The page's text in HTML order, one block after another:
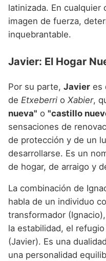
latinizada. En cualquier
imagen de fuerza,
inquebrantable.
Javier: El Hogar
Por su parte, Javier es
de Etxeberri o Xabier,
nueva" o "castillo
sensaciones de
de protección y de un
desarrollarse. Es un
de hogar, de arraigo y
La combinación de
habla de un individuo
transformador
la estabilidad, el
(Javier). Es una
una personalidad